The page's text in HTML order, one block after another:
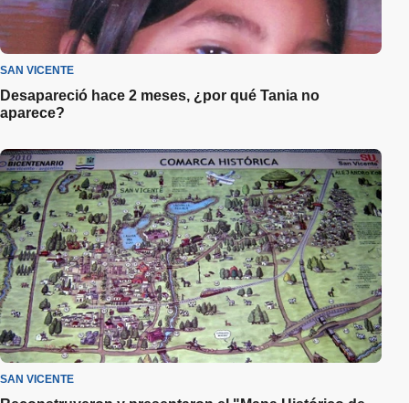
SAN VICENTE
Desapareció hace 2 meses, ¿por qué Tania no
aparece?
SAN VICENTE